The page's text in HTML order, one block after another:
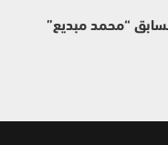
السابق “محمد مبديع”